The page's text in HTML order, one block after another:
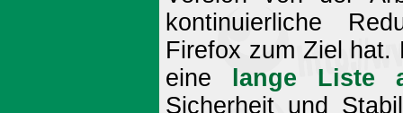
kontinuierliche
Firefox zum Ziel hat.
eine
lange Liste
Sicherheit und